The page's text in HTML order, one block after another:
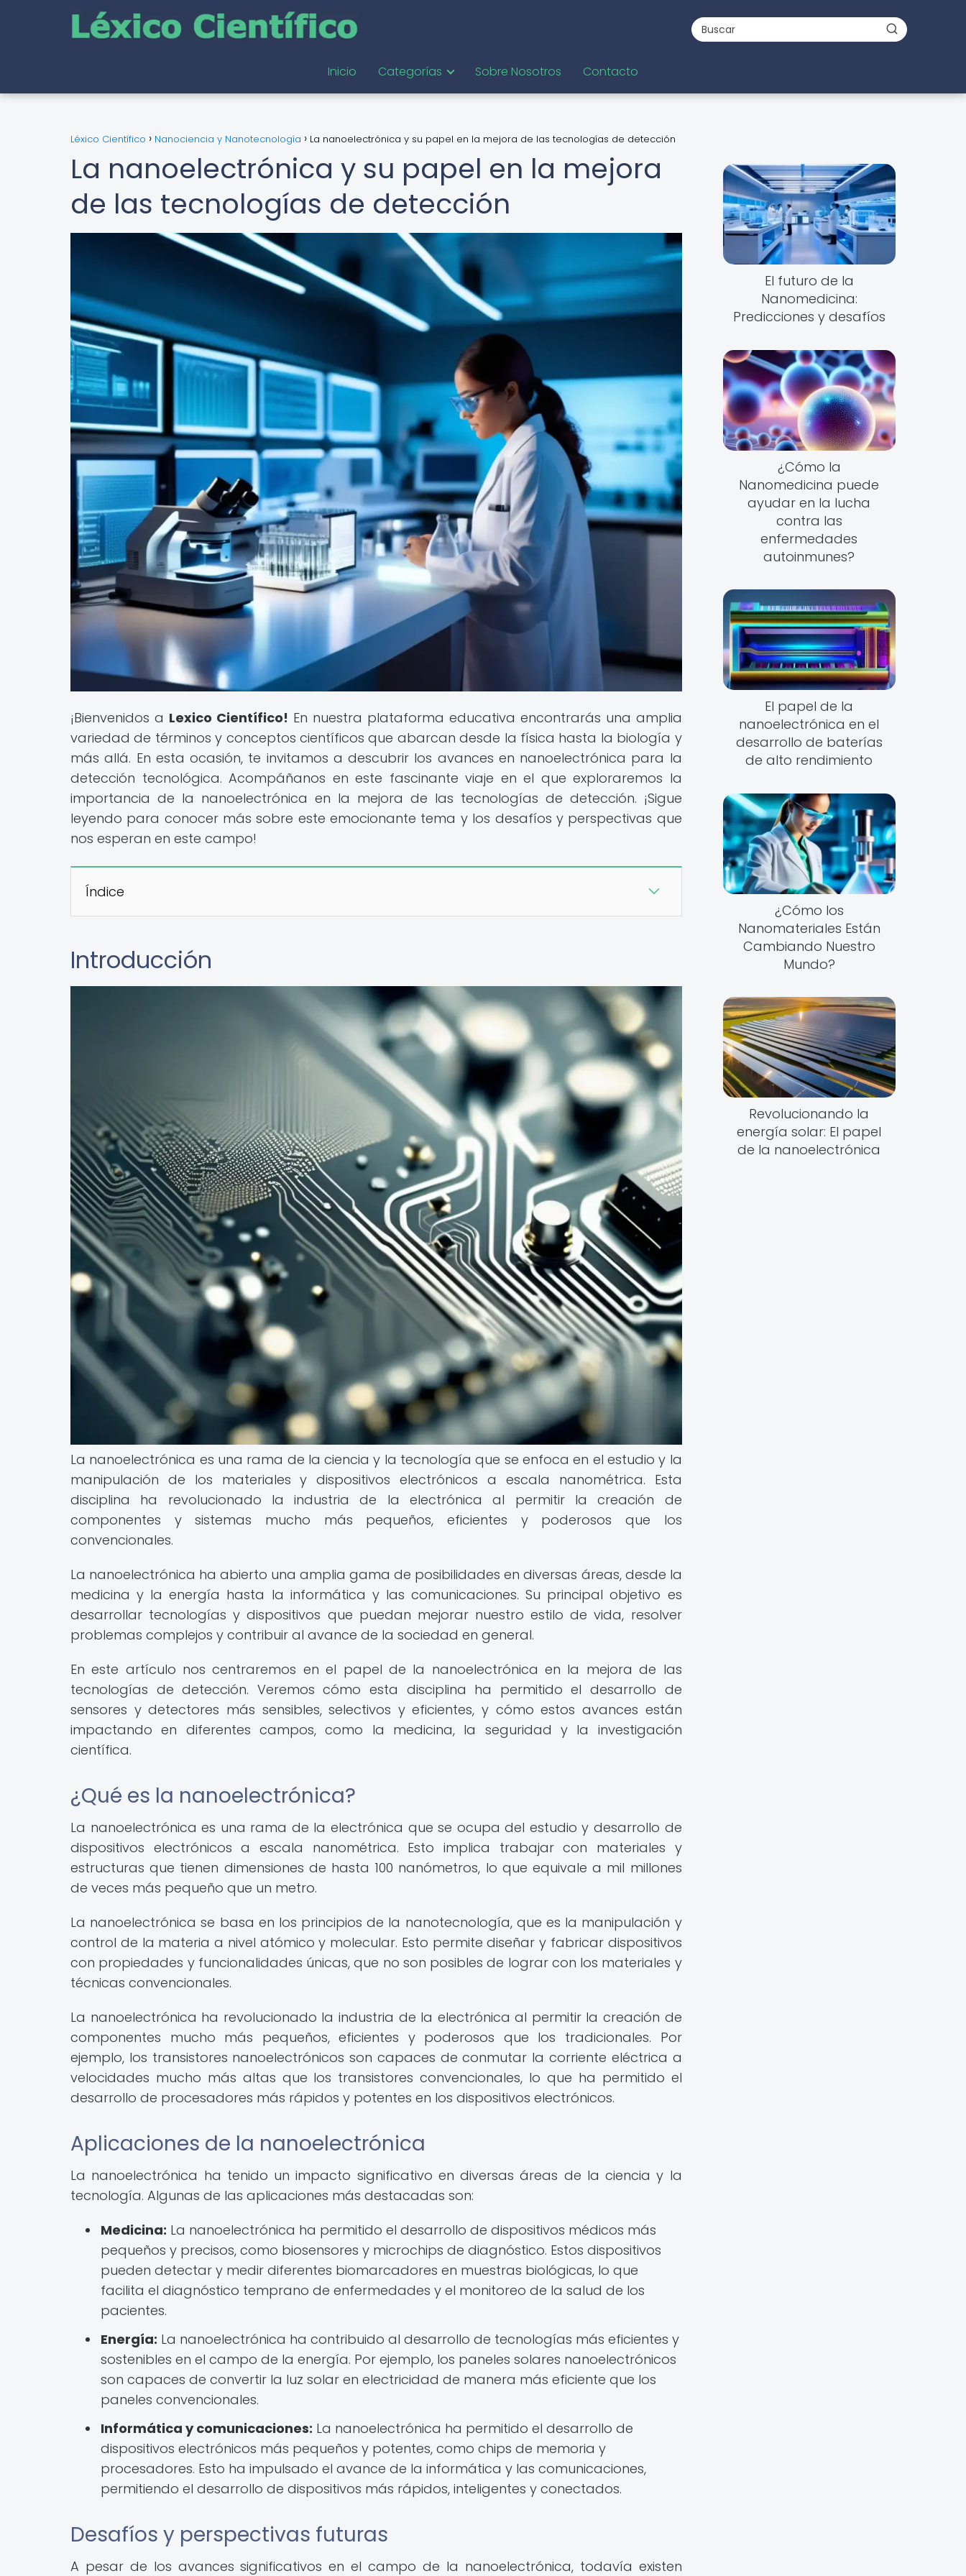
Inicio Categorías Sobre Nosotros Contacto
Léxico Científico Nanociencia y Nanotecnología La nanoelectrónica y su papel en la mejora de las tecnologías de detección
La nanoelectrónica y su papel en la mejora
de las tecnologías de detección
¡Bienvenidos a Lexico Científico! En nuestra plataforma educativa encontrarás una amplia
variedad de términos y conceptos científicos que abarcan desde la física hasta la biología y
más allá. En esta ocasión, te invitamos a descubrir los avances en nanoelectrónica para la
detección tecnológica. Acompáñanos en este fascinante viaje en el que exploraremos la
importancia de la nanoelectrónica en la mejora de las tecnologías de detección. ¡Sigue
leyendo para conocer más sobre este emocionante tema y los desafíos y perspectivas que
nos esperan en este campo!
Índice
Introducción
La nanoelectrónica es una rama de la ciencia y la tecnología que se enfoca en el estudio y la
manipulación de los materiales y dispositivos electrónicos a escala nanométrica. Esta
disciplina ha revolucionado la industria de la electrónica al permitir la creación de
componentes y sistemas mucho más pequeños, eficientes y poderosos que los
convencionales.
La nanoelectrónica ha abierto una amplia gama de posibilidades en diversas áreas, desde la
medicina y la energía hasta la informática y las comunicaciones. Su principal objetivo es
desarrollar tecnologías y dispositivos que puedan mejorar nuestro estilo de vida, resolver
problemas complejos y contribuir al avance de la sociedad en general.
En este artículo nos centraremos en el papel de la nanoelectrónica en la mejora de las
tecnologías de detección. Veremos cómo esta disciplina ha permitido el desarrollo de
sensores y detectores más sensibles, selectivos y eficientes, y cómo estos avances están
impactando en diferentes campos, como la medicina, la seguridad y la investigación
científica.
¿Qué es la nanoelectrónica?
La nanoelectrónica es una rama de la electrónica que se ocupa del estudio y desarrollo de
dispositivos electrónicos a escala nanométrica. Esto implica trabajar con materiales y
estructuras que tienen dimensiones de hasta 100 nanómetros, lo que equivale a mil millones
de veces más pequeño que un metro.
La nanoelectrónica se basa en los principios de la nanotecnología, que es la manipulación y
control de la materia a nivel atómico y molecular. Esto permite diseñar y fabricar dispositivos
con propiedades y funcionalidades únicas, que no son posibles de lograr con los materiales y
técnicas convencionales.
La nanoelectrónica ha revolucionado la industria de la electrónica al permitir la creación de
componentes mucho más pequeños, eficientes y poderosos que los tradicionales. Por
ejemplo, los transistores nanoelectrónicos son capaces de conmutar la corriente eléctrica a
velocidades mucho más altas que los transistores convencionales, lo que ha permitido el
desarrollo de procesadores más rápidos y potentes en los dispositivos electrónicos.
Aplicaciones de la nanoelectrónica
La nanoelectrónica ha tenido un impacto significativo en diversas áreas de la ciencia y la
tecnología. Algunas de las aplicaciones más destacadas son:
Medicina: La nanoelectrónica ha permitido el desarrollo de dispositivos médicos más
pequeños y precisos, como biosensores y microchips de diagnóstico. Estos dispositivos
pueden detectar y medir diferentes biomarcadores en muestras biológicas, lo que
facilita el diagnóstico temprano de enfermedades y el monitoreo de la salud de los
pacientes.
Energía: La nanoelectrónica ha contribuido al desarrollo de tecnologías más eficientes y
sostenibles en el campo de la energía. Por ejemplo, los paneles solares nanoelectrónicos
son capaces de convertir la luz solar en electricidad de manera más eficiente que los
paneles convencionales.
Informática y comunicaciones: La nanoelectrónica ha permitido el desarrollo de
dispositivos electrónicos más pequeños y potentes, como chips de memoria y
procesadores. Esto ha impulsado el avance de la informática y las comunicaciones,
permitiendo el desarrollo de dispositivos más rápidos, inteligentes y conectados.
Desafíos y perspectivas futuras
A pesar de los avances significativos en el campo de la nanoelectrónica, todavía existen
El futuro de la
Nanomedicina:
Predicciones y desafíos
¿Cómo la
Nanomedicina puede
ayudar en la lucha
contra las
enfermedades
autoinmunes?
El papel de la
nanoelectrónica en el
desarrollo de baterías
de alto rendimiento
¿Cómo los
Nanomateriales Están
Cambiando Nuestro
Mundo?
Revolucionando la
energía solar: El papel
de la nanoelectrónica